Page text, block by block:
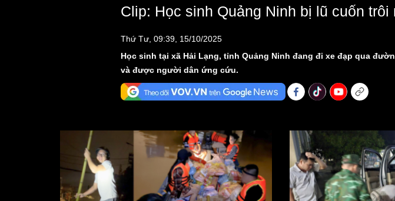
Quân sự - Quốc phòng
Việt Nam
Thể thao
eSports
Sản phụ khoa
Nhi khoa
Nam khoa
Làm đẹp - giảm cân
Phòng mạch online
Ăn sạch sống khỏe
Đời sống
Tình yêu - Gia đình
Văn hóa
Âm nhạc
Di sản
Clip: Học sinh Quảng Ninh bị lũ cuốn
Thứ Tư, 09:39, 15/10/2025
Học sinh tại xã Hải Lạng, tỉnh Quảng Ninh đang đi xe đạp qua
và được người dân ứng cứu.